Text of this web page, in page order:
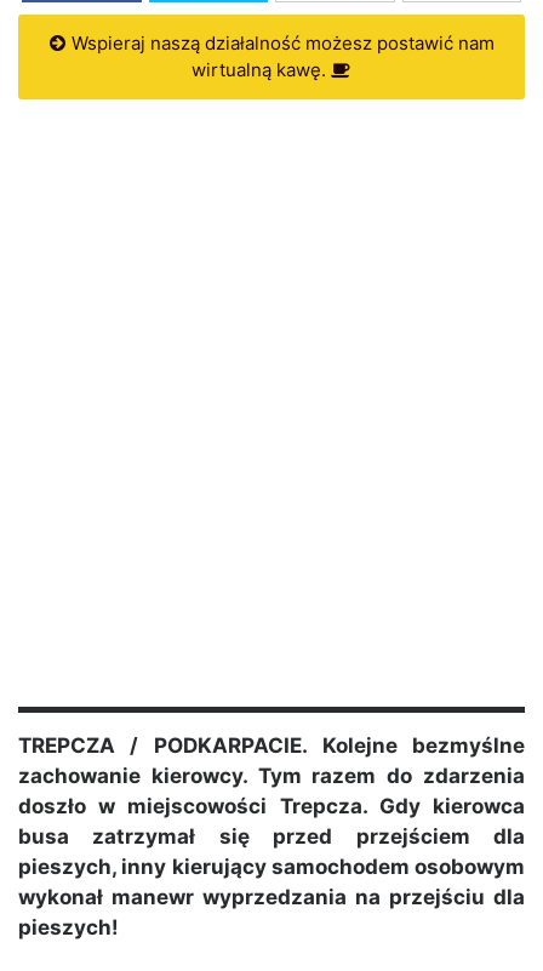
Wspieraj naszą działalność możesz postawić nam
wirtualną kawę.
TREPCZA / PODKARPACIE. Kolejne bezmyślne
zachowanie kierowcy. Tym razem do zdarzenia
doszło w miejscowości Trepcza. Gdy kierowca
busa zatrzymał się przed przejściem dla
pieszych, inny kierujący samochodem osobowym
wykonał manewr wyprzedzania na przejściu dla
pieszych!